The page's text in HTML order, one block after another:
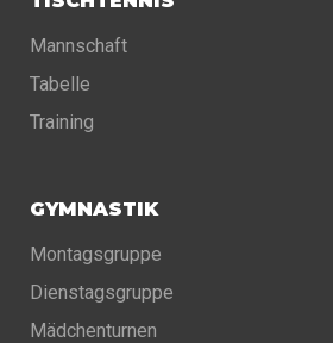
Mannschaft
Tabelle
Training
GYMNASTIK
Montagsgruppe
Dienstagsgruppe
Mädchenturnen